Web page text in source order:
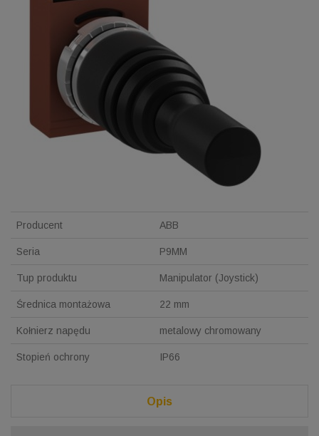
Producent ABB
Seria P9MM
Tup produktu Manipulator (Joystick)
Średnica montażowa 22 mm
Kołnierz napędu metalowy chromowany
Stopień ochrony IP66
Opis